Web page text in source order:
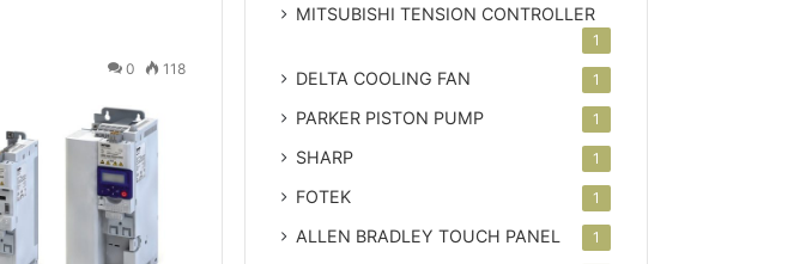
0 118
MITSUBISHI TENSION CONTROLLER
1
DELTA COOLING FAN 1
PARKER PISTON PUMP 1
SHARP 1
FOTEK 1
ALLEN BRADLEY TOUCH PANEL 1